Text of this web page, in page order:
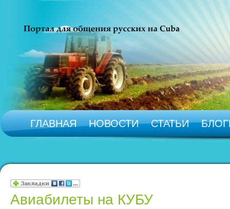
ГЛАВНАЯ НОВОСТИ СТАТЬИ
Авиабилеты на КУБУ